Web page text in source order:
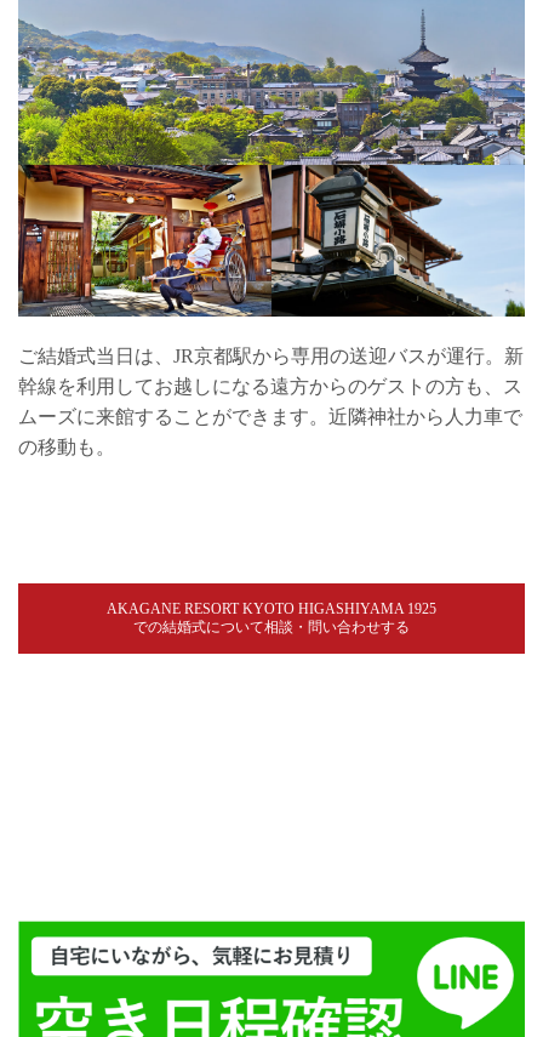
ご結婚式当日は、JR京都駅から専用の送迎バスが運行。新
幹線を利用してお越しになる遠方からのゲストの方も、ス
ムーズに来館することができます。近隣神社から人力車で
の移動も。
AKAGANE RESORT KYOTO HIGASHIYAMA 1925
での結婚式について相談・問い合わせする